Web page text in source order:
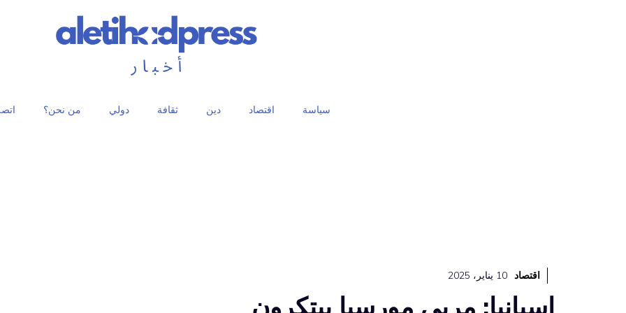
سياسة اقتصاد دين ثقافة دولي من نحن؟
اقتصاد 10 يناير، 2025
إسبانيا: مربي مورسيا يبتكرون